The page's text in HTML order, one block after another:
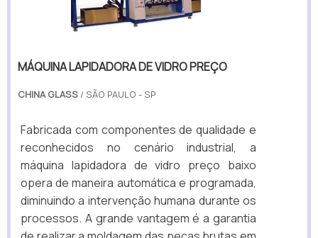
MÁQUINA LAPIDADORA DE VIDRO PREÇO
CHINA GLASS / SÃO PAULO - SP
Fabricada com componentes de qualidade e
reconhecidos no cenário industrial, a
máquina lapidadora de vidro preço baixo
opera de maneira automática e programada,
diminuindo a intervenção humana durante os
processos. A grande vantagem é a garantia